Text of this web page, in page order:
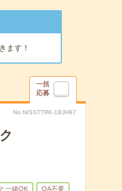
ます！
一括
応募
No.NISSTTRK-1BJH97
一緒OK OA不要